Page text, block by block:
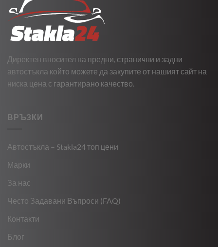
Директен вносител на предни, странични и задни
автостъкла който можете да закупите от нашият сайт на
ниска цена с гарантирано качество.
ВРЪЗКИ
Автостъкла – Stakla24 топ цени
Марки
За нас
Често Задавани Въпроси (FAQ)
Контакти
Блог